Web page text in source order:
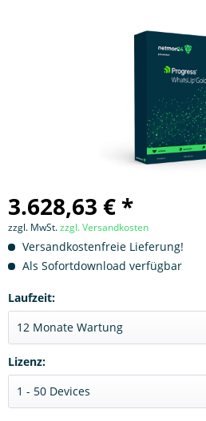
3.628,63 € *
zzgl. MwSt.zzgl. Versandkosten
Versandkostenfreie Lieferung!
Als Sofortdownload verfügbar
Laufzeit:
Lizenz: